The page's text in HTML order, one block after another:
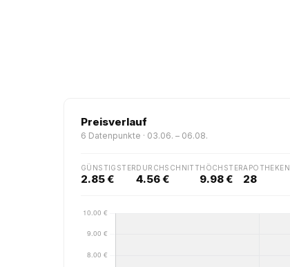
Preisverlauf
6 Datenpunkte · 03.06. – 06.08.
GÜNSTIGSTER
2.85 €
DURCHSCHNITT
4.56 €
HÖCHSTER
9.98 €
APOTHEKEN
28